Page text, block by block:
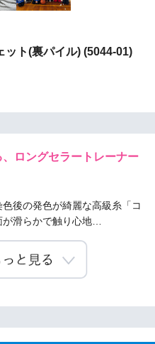
ット(裏パイル) (5044-01)
ロングセラートレーナー
後の発色が綺麗な高級糸「コ
滑らかで触り心地…